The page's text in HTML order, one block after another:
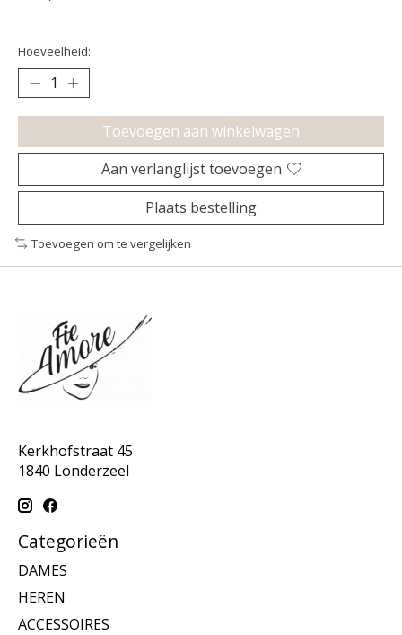
Hoeveelheid:
Toevoegen aan winkelwagen
Aan verlanglijst toevoegen
Plaats bestelling
Toevoegen om te vergelijken
Kerkhofstraat 45
1840 Londerzeel
Categorieën
DAMES
HEREN
ACCESSOIRES